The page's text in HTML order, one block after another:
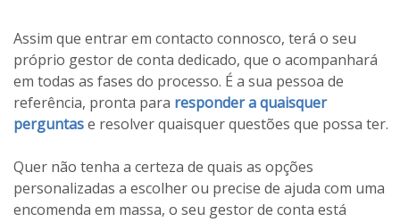
Assim que entrar em contacto connosco, terá o seu
próprio gestor de conta dedicado, que o acompanhará
em todas as fases do processo. É a sua pessoa de
referência, pronta para responder a quaisquer
perguntase resolver quaisquer questões que possa ter.
Quer não tenha a certeza de quais as opções
personalizadas a escolher ou precise de ajuda com uma
encomenda em massa, o seu gestor de conta está